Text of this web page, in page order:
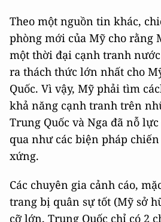
Theo một nguồn tin khác,
phòng mới của Mỹ cho rằng
một thời đại cạnh tranh
ra thách thức lớn nhất cho
Quốc. Vì vậy, Mỹ phải tìm
khả năng cạnh tranh trên
Trung Quốc và Nga đã nỗ
qua như các biện pháp
xứng.
Các chuyên gia cảnh cáo,
trang bị quân sự tốt (Mỹ sở
cỡ lớn, Trung Quốc chỉ có 2